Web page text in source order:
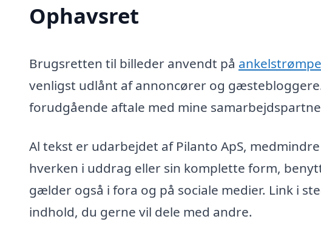
Ophavsret
Brugsretten til billeder anvendt på
venligst udlånt af annoncører og
forudgående aftale med mine
Al tekst er udarbejdet af Pilanto ApS,
hverken i uddrag eller sin komplette form,
gælder også i fora og på sociale medier. Link i
indhold, du gerne vil dele med andre.